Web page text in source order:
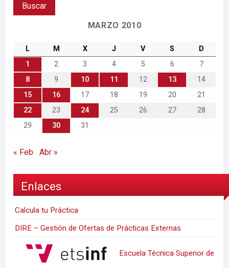
MARZO 2010
L M X J V S
D
1
2 3 4 5 6
7
8
9 10 11 12 13
14
15
16 17 18 19 20
21
22
23 24 25 26 27
28
29
30 31
« Feb Abr »
Enlaces
Calcula tu Práctica
DIRE – Gestión de Ofertas de Prácticas Externas
Escuela Técnica Superior de